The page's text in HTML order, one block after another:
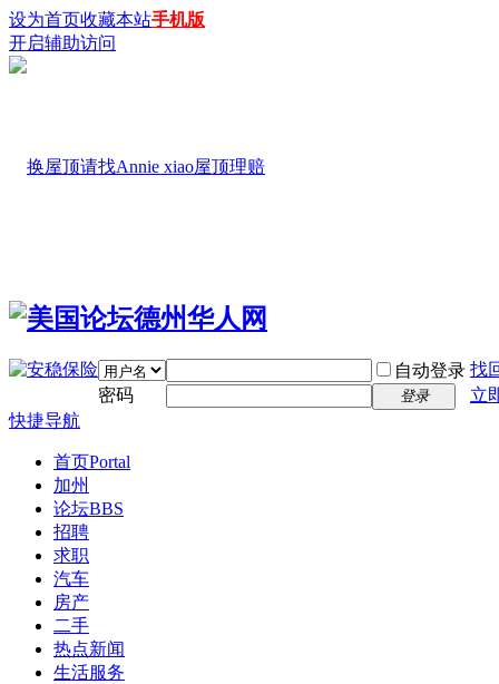
设为首页收藏本站手机版
开启辅助访问
自动登录 找
密码
登录
立
快捷导航
首页Portal
加州
论坛BBS
招聘
求职
汽车
房产
二手
热点新闻
生活服务